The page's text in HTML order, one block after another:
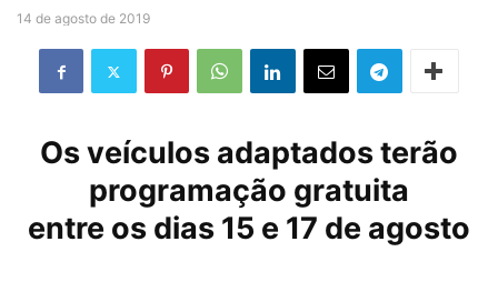
14 de agosto de 2019
Os veículos adaptados terão
programação gratuita
entre os dias 15 e 17 de agosto